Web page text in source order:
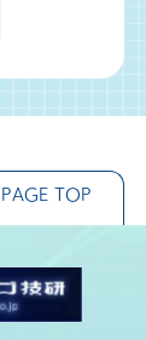
PAGE TOP